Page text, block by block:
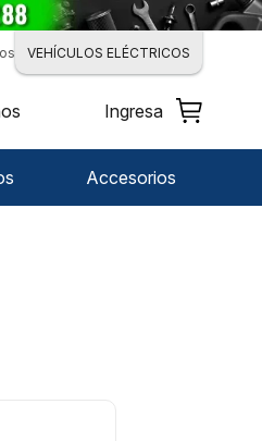
VEHÍCULOS ELÉCTRICOS
Ingresa
Accesorios